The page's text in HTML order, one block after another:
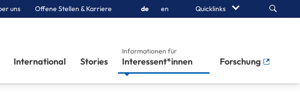
uns Offene Stellen & Karriere de en Quicklinks Search
International Stories
Informationen für
Interessent*innen Forschung